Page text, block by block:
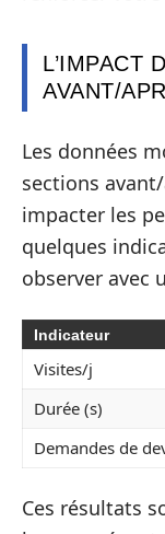
L’IMPACT
AVANT/
Les données
sections
impacter les
quelques
observer avec
Indicateur
Visites/j
Durée (s)
Demandes de
Ces résultats